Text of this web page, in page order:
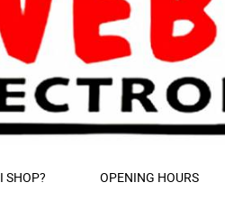
SHOP? OPENING HOURS